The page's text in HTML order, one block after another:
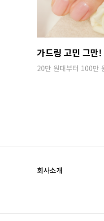
가드링 고민 그만
20만 원대부터 100만
회사소개